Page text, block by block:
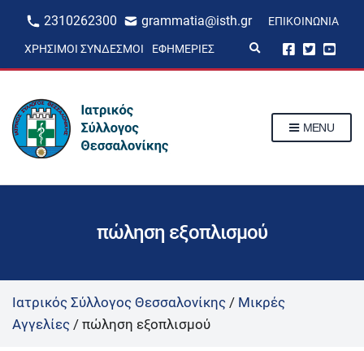
2310262300 grammatia@isth.gr ΕΠΙΚΟΙΝΩΝΊΑ
ΧΡΉΣΙΜΟΙ ΣΎΝΔΕΣΜΟΙ ΕΦΗΜΕΡΊΕΣ
p
m
MENU
πώληση εξοπλισμού
Ιατρικός Σύλλογος Θεσσαλονίκης / Μικρές
Αγγελίες / πώληση εξοπλισμού